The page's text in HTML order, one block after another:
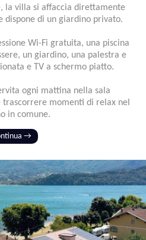
la villa si affaccia direttamente
dispone di un giardino privato.
Wi-Fi gratuita, una piscina
un giardino, una palestra e
e TV a schermo piatto.
ogni mattina nella sala
momenti di relax nel
in comune.
→